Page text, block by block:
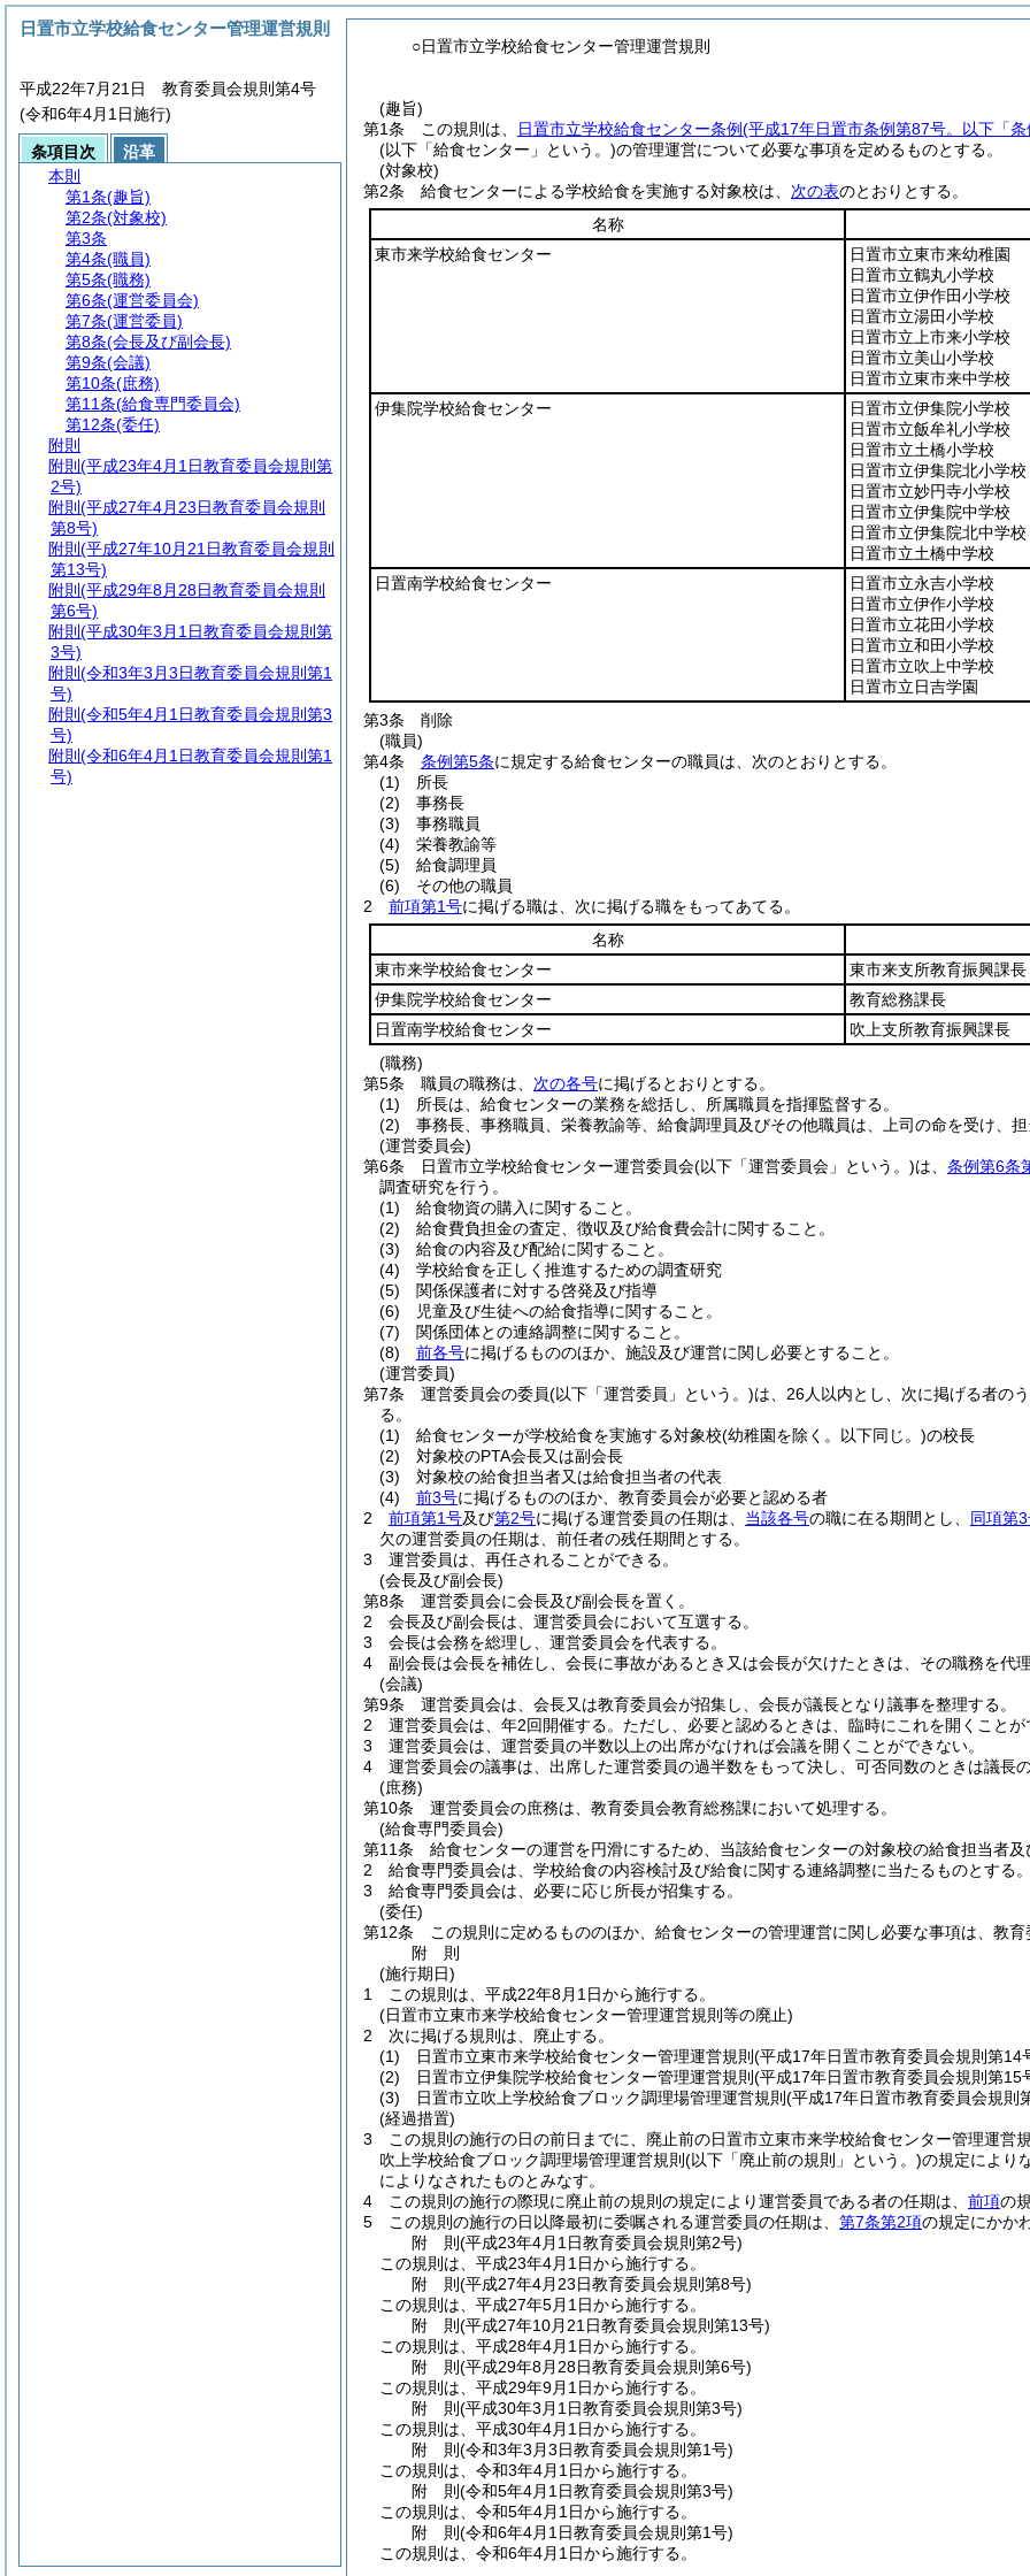
○日置市立学校給食センター管理運営規則
(趣旨)
第1条
この規則は、 日置市立学校給食センター条例(平成17年日置市条例第87号。以下「
(以下「給食センター」という。)の管理運営について必要な事項を定めるものとする。
(対象校)
第2条
給食センターによる学校給食を実施する対象校は、 次の表のとおりとする。
名称
東市来学校給食センター
日置市立東市来幼稚園
日置市立鶴丸小学校
日置市立伊作田小学校
日置市立湯田小学校
日置市立上市来小学校
日置市立美山小学校
日置市立東市来中学校
伊集院学校給食センター
日置市立伊集院小学校
日置市立飯牟礼小学校
日置市立土橋小学校
日置市立伊集院北小学校
日置市立妙円寺小学校
日置市立伊集院中学校
日置市立伊集院北中学校
日置市立土橋中学校
日置南学校給食センター
日置市立永吉小学校
日置市立伊作小学校
日置市立花田小学校
日置市立和田小学校
日置市立吹上中学校
日置市立日吉学園
第3条
削除
(職員)
第4条
条例第5条に規定する給食センターの職員は、次のとおりとする。
(1)
所長
(2)
事務長
(3)
事務職員
(4)
栄養教諭等
(5)
給食調理員
(6)
その他の職員
2
前項第1号に掲げる職は、次に掲げる職をもってあてる。
名称
東市来学校給食センター
東市来支所教育振興課長
伊集院学校給食センター
教育総務課長
日置南学校給食センター
吹上支所教育振興課長
(職務)
第5条
職員の職務は、 次の各号に掲げるとおりとする。
(1)
所長は、給食センターの業務を総括し、所属職員を指揮監督する。
(2)
事務長、事務職員、栄養教諭等、給食調理員及びその他職員は、上司の命を受け、
(運営委員会)
第6条
日置市立学校給食センター運営委員会(以下「運営委員会」という。)は、 条例第6条
調査研究を行う。
(1)
給食物資の購入に関すること。
(2)
給食費負担金の査定、徴収及び給食費会計に関すること。
(3)
給食の内容及び配給に関すること。
(4)
学校給食を正しく推進するための調査研究
(5)
関係保護者に対する啓発及び指導
(6)
児童及び生徒への給食指導に関すること。
(7)
関係団体との連絡調整に関すること。
(8)
前各号に掲げるもののほか、施設及び運営に関し必要とすること。
(運営委員)
第7条
運営委員会の委員(以下「運営委員」という。)は、26人以内とし、次に掲げる者の
る。
(1)
給食センターが学校給食を実施する対象校(幼稚園を除く。以下同じ。)の校長
(2)
対象校のPTA会長又は副会長
(3)
対象校の給食担当者又は給食担当者の代表
(4)
前3号に掲げるもののほか、教育委員会が必要と認める者
2
前項第1号及び第2号に掲げる運営委員の任期は、 当該各号の職に在る期間とし、 同項第
欠の運営委員の任期は、前任者の残任期間とする。
3
運営委員は、再任されることができる。
(会長及び副会長)
第8条
運営委員会に会長及び副会長を置く。
2
会長及び副会長は、運営委員会において互選する。
3
会長は会務を総理し、運営委員会を代表する。
4
副会長は会長を補佐し、会長に事故があるとき又は会長が欠けたときは、その職務を代
(会議)
第9条
運営委員会は、会長又は教育委員会が招集し、会長が議長となり議事を整理する。
2
運営委員会は、年2回開催する。 ただし、必要と認めるときは、臨時にこれを開くことが
3
運営委員会は、運営委員の半数以上の出席がなければ会議を開くことができない。
4
運営委員会の議事は、出席した運営委員の過半数をもって決し、可否同数のときは議長
(庶務)
第10条
運営委員会の庶務は、教育委員会教育総務課において処理する。
(給食専門委員会)
第11条
給食センターの運営を円滑にするため、当該給食センターの対象校の給食担当者
2
給食専門委員会は、学校給食の内容検討及び給食に関する連絡調整に当たるものとする
3
給食専門委員会は、必要に応じ所長が招集する。
(委任)
第12条
この規則に定めるもののほか、給食センターの管理運営に関し必要な事項は、教
附 則
(施行期日)
1
この規則は、平成22年8月1日から施行する。
(日置市立東市来学校給食センター管理運営規則等の廃止)
2
次に掲げる規則は、廃止する。
(1)
日置市立東市来学校給食センター管理運営規則 (平成17年日置市教育委員会規則第14
(2)
日置市立伊集院学校給食センター管理運営規則 (平成17年日置市教育委員会規則第15
(3)
日置市立吹上学校給食ブロック調理場管理運営規則 (平成17年日置市教育委員会規則
(経過措置)
3
この規則の施行の日の前日までに、廃止前の日置市立東市来学校給食センター管理運
吹上学校給食ブロック調理場管理運営規則 (以下「廃止前の規則」という。)の規定により
によりなされたものとみなす。
4
この規則の施行の際現に廃止前の規則の規定により運営委員である者の任期は、 前項の
5
この規則の施行の日以降最初に委嘱される運営委員の任期は、 第7条第2項の規定にかか
附 則(平成23年4月1日教育委員会規則第2号)
この規則は、平成23年4月1日から施行する。
附 則(平成27年4月23日教育委員会規則第8号)
この規則は、平成27年5月1日から施行する。
附 則(平成27年10月21日教育委員会規則第13号)
この規則は、平成28年4月1日から施行する。
附 則(平成29年8月28日教育委員会規則第6号)
この規則は、平成29年9月1日から施行する。
附 則(平成30年3月1日教育委員会規則第3号)
この規則は、平成30年4月1日から施行する。
附 則(令和3年3月3日教育委員会規則第1号)
この規則は、令和3年4月1日から施行する。
附 則(令和5年4月1日教育委員会規則第3号)
この規則は、令和5年4月1日から施行する。
附 則(令和6年4月1日教育委員会規則第1号)
この規則は、令和6年4月1日から施行する。
日置市立学校給食センター管理運営規則
平成22年7月21日 教育委員会規則第4号
(令和6年4月1日施行)
条項目次
沿革
本則
第1条(趣旨)
第2条(対象校)
第3条
第4条(職員)
第5条(職務)
第6条(運営委員会)
第7条(運営委員)
第8条(会長及び副会長)
第9条(会議)
第10条(庶務)
第11条(給食専門委員会)
第12条(委任)
附則
附則 (平成23年4月1日教育委員会規則第
2号)
附則 (平成27年4月23日教育委員会規則
第8号)
附則 (平成27年10月21日教育委員会規則
第13号)
附則 (平成29年8月28日教育委員会規則
第6号)
附則 (平成30年3月1日教育委員会規則第
3号)
附則 (令和3年3月3日教育委員会規則第1
号)
附則 (令和5年4月1日教育委員会規則第3
号)
附則 (令和6年4月1日教育委員会規則第1
号)